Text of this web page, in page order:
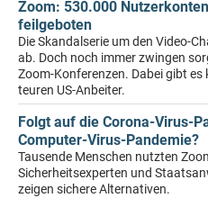
Zoom: 530.000
feilgeboten
Die Skandalserie um den Video-
ab. Doch noch immer zwingen
Zoom-Konferenzen. Dabei gibt
teuren US-Anbeiter.
Folgt auf die Corona-Virus-
Computer-Virus-Pandemie?
Tausende Menschen nutzten
Sicherheitsexperten und
zeigen sichere Alternativen.